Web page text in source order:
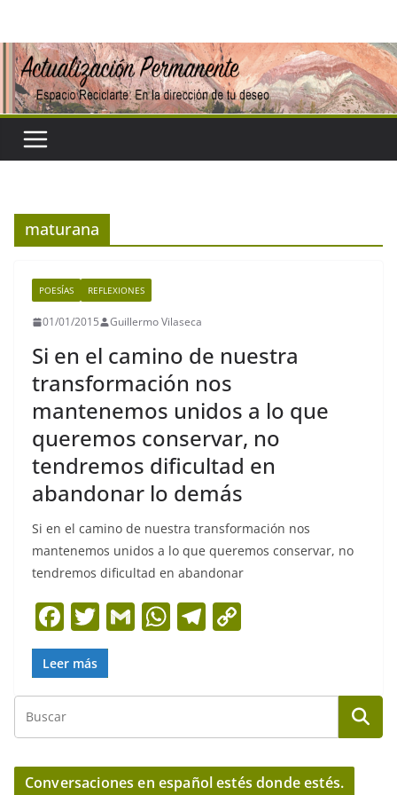
contenido
maturana
POESÍAS REFLEXIONES
01/01/2015 Guillermo Vilaseca
Si en el camino de nuestra
transformación nos
mantenemos unidos a lo que
queremos conservar, no
tendremos dificultad en
abandonar lo demás
Si en el camino de nuestra transformación nos
mantenemos unidos a lo que queremos conservar, no
tendremos dificultad en abandonar
F
a
c
e
b
o
o
T
w
itt
er
G
l
W
s
A
p
p
T
gr
a
m
y
Li
n
k
Leer más
Conversaciones en español estés donde estés.